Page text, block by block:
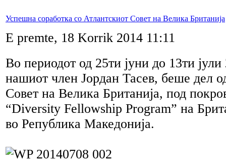
Успешна соработка со Атлантскиот Совет на Велика Британија
E premte, 18 Korrik 2014 11:11
Во периодот од 25ти јуни до 13ти
нашиот член Јордан Тасев, беше дел
Совет на Велика Британија, под
“Diversity Fellowship Program” на
во Република Македонија.